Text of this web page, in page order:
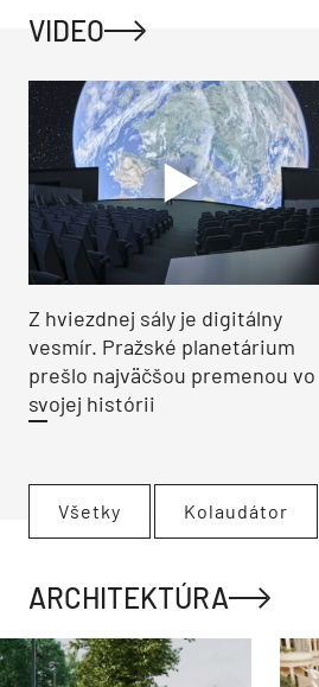
VIDEO
Z hviezdnej sály je digitálny
vesmír. Pražské planetárium
prešlo najväčšou premenou vo
svojej histórii
Všetky Kolaudátor
ARCHITEKTÚRA